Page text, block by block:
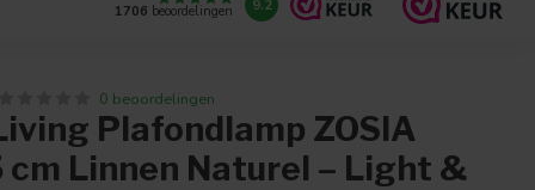
1706 beoordelingen 9.2
0 beoordelingen
Plafondlamp ZOSIA
Linnen Naturel – Light &